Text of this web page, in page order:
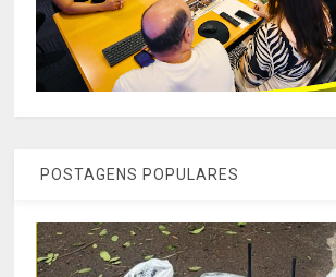
POSTAGENS POPULARES